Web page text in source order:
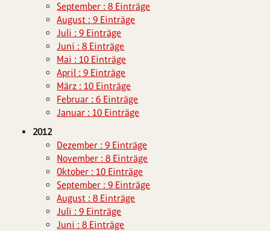
September : 8 Einträge
August : 9 Einträge
Juli : 9 Einträge
Juni : 8 Einträge
Mai : 10 Einträge
April : 9 Einträge
März : 10 Einträge
Februar : 6 Einträge
Januar : 10 Einträge
2012
Dezember : 9 Einträge
November : 8 Einträge
Oktober : 10 Einträge
September : 9 Einträge
August : 8 Einträge
Juli : 9 Einträge
Juni : 8 Einträge